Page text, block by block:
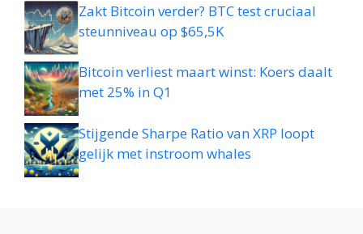
Zakt Bitcoin verder? BTC test cruciaal
steunniveau op $65,5K
Bitcoin verliest maart winst: Koers daalt
met 25% in Q1
Stijgende Sharpe Ratio van XRP loopt
gelijk met instroom whales